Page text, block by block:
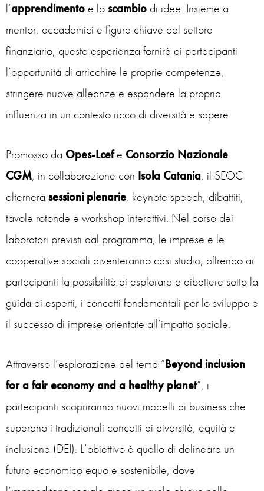
l’apprendimento e loscambio di idee. Insieme a
mentor, accademici e figure chiave del settore
finanziario, questa esperienza fornirà ai partecipanti
l’opportunità di arricchire le proprie competenze,
stringere nuove alleanze e espandere la propria
influenza in un contesto ricco di diversità e sapere.
Promosso da Opes-Lcefe Consorzio Nazionale
CGM, in collaborazione con Isola Catania, il SEOC
alternerà sessioni plenarie, keynote speech, dibattiti,
tavole rotonde e workshop interattivi. Nel corso dei
laboratori previsti dal programma, le imprese e le
cooperative sociali diventeranno casi studio, offrendo ai
partecipanti la possibilità di esplorare e dibattere sotto la
guida di esperti, i concetti fondamentali per lo sviluppo e
il successo di imprese orientate all’impatto sociale.
Attraverso l’esplorazione del tema “Beyond inclusion
for a fair economy and a healthy planet“, i
partecipanti scopriranno nuovi modelli di business che
superano i tradizionali concetti di diversità, equità e
inclusione (DEI). L’obiettivo è quello di delineare un
futuro economico equo e sostenibile, dove